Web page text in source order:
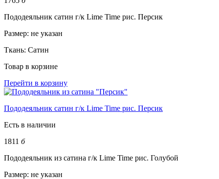
Пододеяльник сатин г/к Lime Time рис. Персик
Размер: не указан
Ткань: Сатин
Товар в корзине
Перейти в корзину
Пододеяльник сатин г/к Lime Time рис. Персик
Есть в наличии
1811 б
Пододеяльник из сатина г/к Lime Time рис. Голубой
Размер: не указан